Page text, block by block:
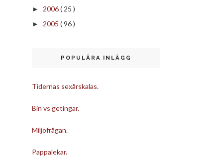
► 2006( 25 )
► 2005 ( 96 )
POPULÄRA INLÄGG
Tidernas sexårskalas.
Bin vs getingar.
Miljöfrågan.
Pappalekar.